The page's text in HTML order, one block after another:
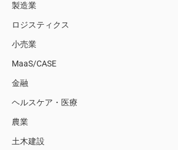
製造業
ロジスティクス
小売業
MaaS/CASE
金融
ヘルスケア・医療
農業
土木建設